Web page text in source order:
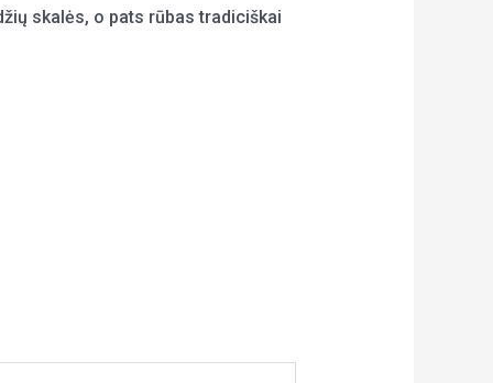
skalės, o pats rūbas tradiciškai